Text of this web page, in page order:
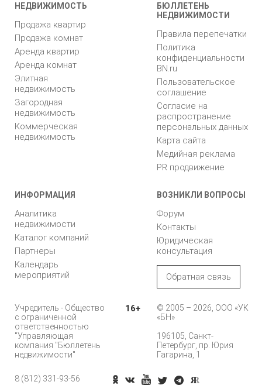
НЕДВИЖИМОСТЬ
Продажа квартир
Продажа комнат
Аренда квартир
Аренда комнат
Элитная
недвижимость
Загородная
недвижимость
Коммерческая
недвижимость
БЮЛЛЕТЕНЬ
НЕДВИЖИМОСТИ
Правила перепечатки
Политика
конфиденциальности
BN.ru
Пользовательское
соглашение
Согласие на
распространение
персональных данных
Карта сайта
Медийная реклама
PR продвижение
ИНФОРМАЦИЯ
Аналитика
недвижимости
Каталог компаний
Партнеры
Календарь
мероприятий
ВОЗНИКЛИ ВОПРОСЫ
Форум
Контакты
Юридическая
консультация
Обратная связь
Учредитель - Общество
с ограниченной
ответственностью
"Управляющая
компания "Бюллетень
недвижимости"
16+
© 2005 – 2026, ООО «УК
«БН»
196105, Санкт-
Петербург, пр. Юрия
Гагарина, 1
8 (812) 331-93-56